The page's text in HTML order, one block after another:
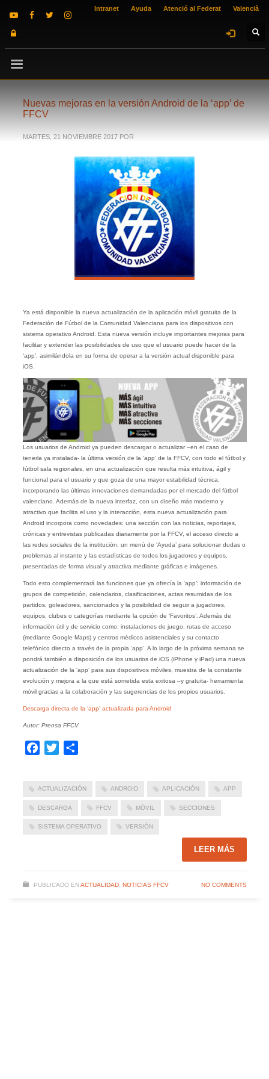
Intranet Ayuda Atenció al Federat Valencià
Nuevas mejoras en la versión Android de la ‘app’ de
FFCV
MARTES, 21 NOVIEMBRE 2017 POR
Ya está disponible la nueva actualización de la aplicación móvil gratuita de la
Federación de Fútbol de la Comunidad Valenciana para los dispositivos con
sistema operativo Android. Esta nueva versión incluye importantes mejoras para
facilitar y extender las posibilidades de uso que el usuario puede hacer de la
‘app’, asimilándola en su forma de operar a la versión actual disponible para
iOS.
Los usuarios de Android ya pueden descargar o actualizar –en el caso de
tenerla ya instalada- la última versión de la ‘app’ de la FFCV, con todo el fútbol y
fútbol sala regionales, en una actualización que resulta más intuitiva, ágil y
funcional para el usuario y que goza de una mayor estabilidad técnica,
incorporando las últimas innovaciones demandadas por el mercado del fútbol
valenciano. Además de la nueva interfaz, con un diseño más moderno y
atractivo que facilita el uso y la interacción, esta nueva actualización para
Android incorpora como novedades: una sección con las noticias, reportajes,
crónicas y entrevistas publicadas diariamente por la FFCV, el acceso directo a
las redes sociales de la institución, un menú de ‘Ayuda’ para solucionar dudas o
problemas al instante y las estadísticas de todos los jugadores y equipos,
presentadas de forma visual y atractiva mediante gráficas e imágenes.
Todo esto complementará las funciones que ya ofrecía la ‘app’: información de
grupos de competición, calendarios, clasificaciones, actas resumidas de los
partidos, goleadores, sancionados y la posibilidad de seguir a jugadores,
equipos, clubes o categorías mediante la opción de ‘Favoritos’. Además de
información útil y de servicio como: instalaciones de juego, rutas de acceso
(mediante Google Maps) y centros médicos asistenciales y su contacto
telefónico directo a través de la propia ‘app’. A lo largo de la próxima semana se
pondrá también a disposición de los usuarios de iOS (iPhone y iPad) una nueva
actualización de la ‘app’ para sus dispositivos móviles, muestra de la constante
evolución y mejora a la que está sometida esta exitosa –y gratuita- herramienta
móvil gracias a la colaboración y las sugerencias de los propios usuarios.
Descarga directa de la ‘app’ actualizada para Android
Autor: Prensa FFCV
Facebook
Twitter
ACTUALIZACIÓN ANDROID APLICACIÓN APP
DESCARGA FFCV MÓVIL SECCIONES
SISTEMA OPERATIVO VERSIÓN
LEER MÁS
PUBLICADO EN ACTUALIDAD, NOTICIAS FFCV NO COMMENTS